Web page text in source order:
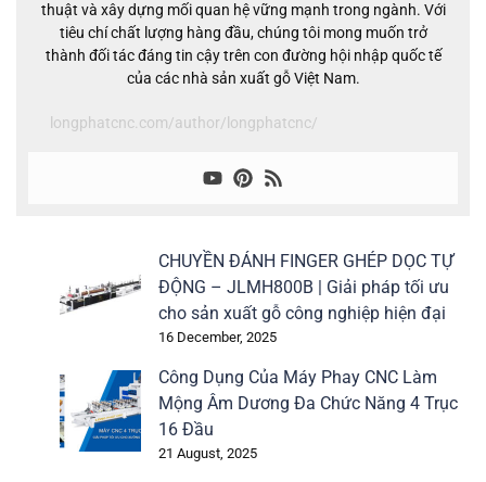
thuật và xây dựng mối quan hệ vững mạnh trong ngành. Với
tiêu chí chất lượng hàng đầu, chúng tôi mong muốn trở
thành đối tác đáng tin cậy trên con đường hội nhập quốc tế
của các nhà sản xuất gỗ Việt Nam.
longphatcnc.com/author/longphatcnc/
CHUYỀN ĐÁNH FINGER GHÉP DỌC TỰ
ĐỘNG – JLMH800B | Giải pháp tối ưu
cho sản xuất gỗ công nghiệp hiện đại
16 December, 2025
Công Dụng Của Máy Phay CNC Làm
Mộng Âm Dương Đa Chức Năng 4 Trục
16 Đầu
21 August, 2025